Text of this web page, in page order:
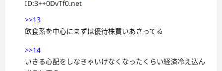
ID:3++0DvTf0.net
>>13
飲食系を中心にまずは優待株買いあさってる
>>14
いきる心配をしなきゃいけなくなったくらい経済冷え込ん